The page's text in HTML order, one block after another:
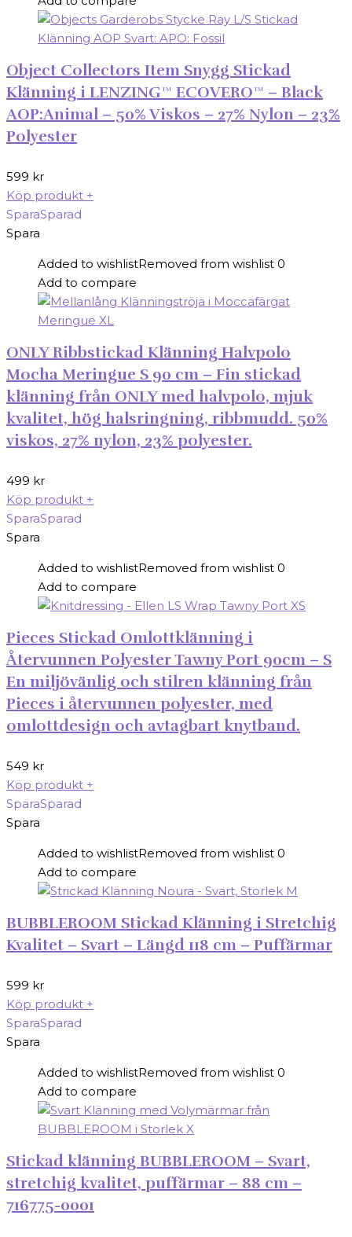
Object Collectors Item Snygg Stickad
Klänning i LENZING™ ECOVERO™ – Black
AOP:Animal – 50% Viskos – 27% Nylon – 23%
Polyester
599 kr
Köp produkt +
SparaSparad
Spara
Added to wishlistRemoved from wishlist 0
Add to compare
ONLY Ribbstickad Klänning Halvpolo
Mocha Meringue S 90 cm – Fin stickad
klänning från ONLY med halvpolo, mjuk
kvalitet, hög halsringning, ribbmudd. 50%
viskos, 27% nylon, 23% polyester.
499 kr
Köp produkt +
SparaSparad
Spara
Added to wishlistRemoved from wishlist 0
Add to compare
Pieces Stickad Omlottklänning i
Återvunnen Polyester Tawny Port 90cm – S
En miljövänlig och stilren klänning från
Pieces i återvunnen polyester, med
omlottdesign och avtagbart knytband.
549 kr
Köp produkt +
SparaSparad
Spara
Added to wishlistRemoved from wishlist 0
Add to compare
BUBBLEROOM Stickad Klänning i Stretchig
Kvalitet – Svart – Längd 118 cm – Puffärmar
599 kr
Köp produkt +
SparaSparad
Spara
Added to wishlistRemoved from wishlist 0
Add to compare
Stickad klänning BUBBLEROOM – Svart,
stretchig kvalitet, puffärmar – 88 cm –
716775-0001